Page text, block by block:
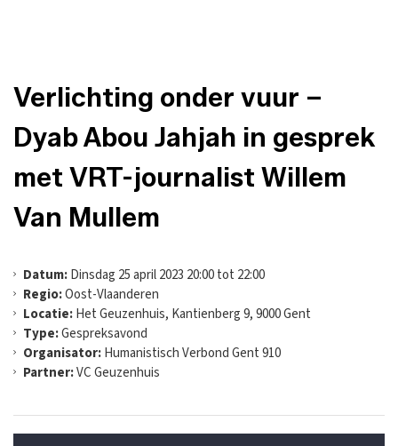
Verlichting onder vuur –
Dyab Abou Jahjah in gesprek
met VRT-journalist Willem
Van Mullem
Datum:Dinsdag 25 april 2023 20:00 tot 22:00
Regio:Oost-Vlaanderen
Locatie:Het Geuzenhuis, Kantienberg 9, 9000 Gent
Type:Gespreksavond
Organisator:Humanistisch Verbond Gent 910
Partner:VC Geuzenhuis